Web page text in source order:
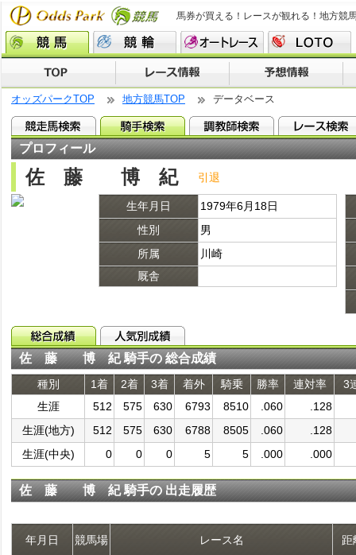
馬券が買える！レースが観れる！地方競
オッズパークTOP 地方競馬TOP データベース
プロフィール
佐 藤 博 紀 引退
生年月日
1979年6月18日
性別
男
所属
川崎
厩舎
佐 藤 博 紀 騎手の 総合成績
種別 1着 2着 3着 着外 騎乗 勝率 連対率
3
生涯
512 575 630 6793 8510 .060
.128
生涯(地方)
512 575 630 6788 8505 .060
.128
生涯(中央)
0 0 0 5 5 .000 .000
佐 藤 博 紀 騎手の 出走履歴
年月日 競馬場 レース名 距